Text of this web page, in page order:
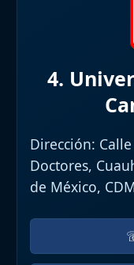
4.
Dirección:
Doctores,
de México,